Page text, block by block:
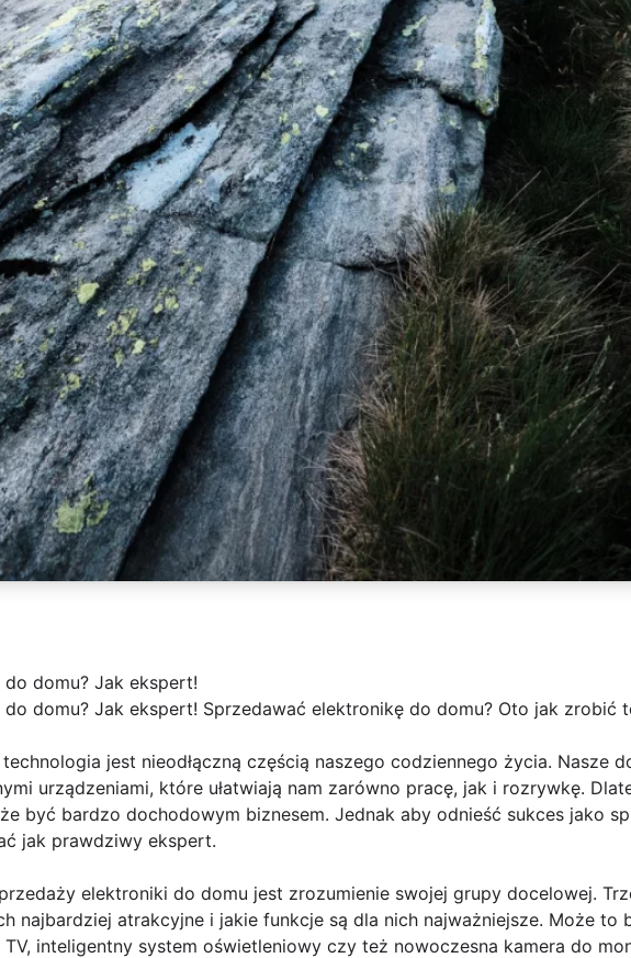
domu? Jak ekspert!
domu? Jak ekspert! Sprzedawać elektronikę do domu? Oto jak zrobić
jest nieodłączną częścią naszego codziennego życia. Nasze
urządzeniami, które ułatwiają nam zarówno pracę, jak i rozrywkę.
być bardzo dochodowym biznesem. Jednak aby odnieść sukces jako
jak prawdziwy ekspert.
elektroniki do domu jest zrozumienie swojej grupy docelowej.
najbardziej atrakcyjne i jakie funkcje są dla nich najważniejsze. Może to
inteligentny system oświetleniowy czy też nowoczesna kamera do